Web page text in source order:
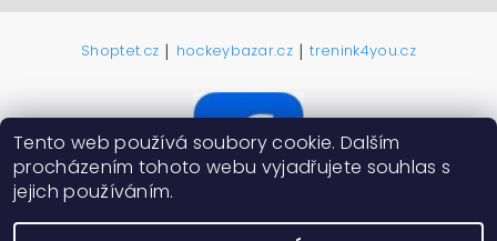
Shoptet.cz | hockeybazar.cz | trenink4you.cz
Tento web používá soubory cookie. Dalším
procházením tohoto webu vyjadřujete souhlas s
jejich používáním.